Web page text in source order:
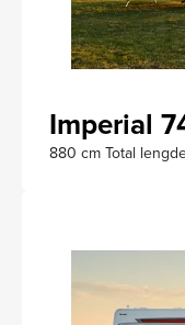
Imperial
880 cm Total